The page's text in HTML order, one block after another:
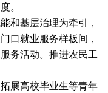
。
和基层治理为牵引，
口就业服务样板间，
务活动。推进农民工
展高校毕业生等青年